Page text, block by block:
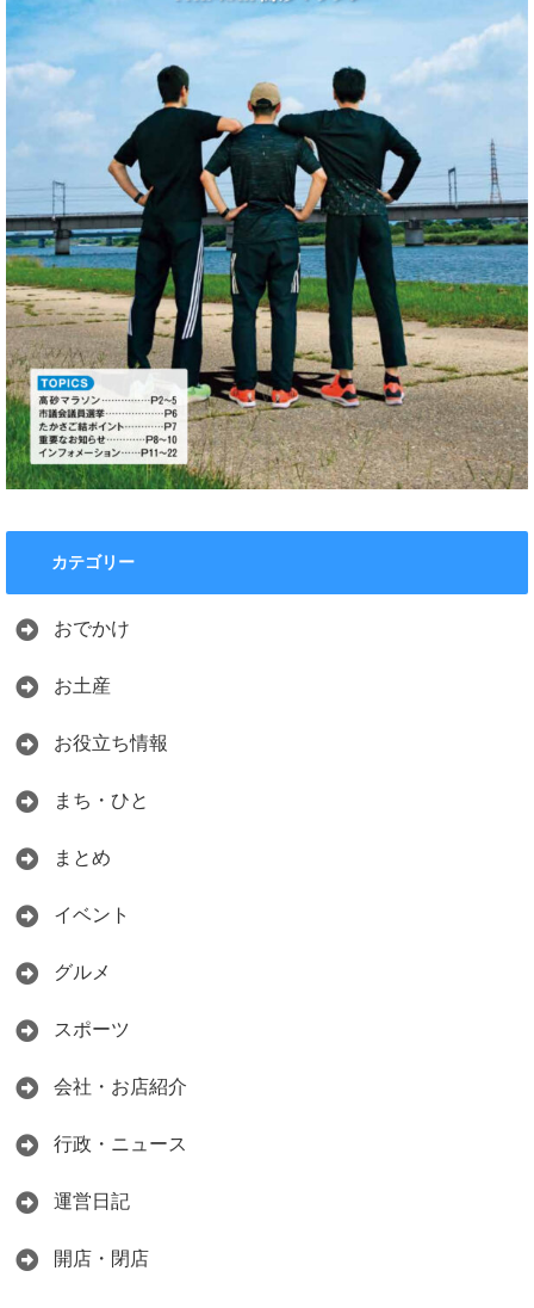
カテゴリー
おでかけ
お土産
お役立ち情報
まち・ひと
まとめ
イベント
グルメ
スポーツ
会社・お店紹介
行政・ニュース
運営日記
開店・閉店